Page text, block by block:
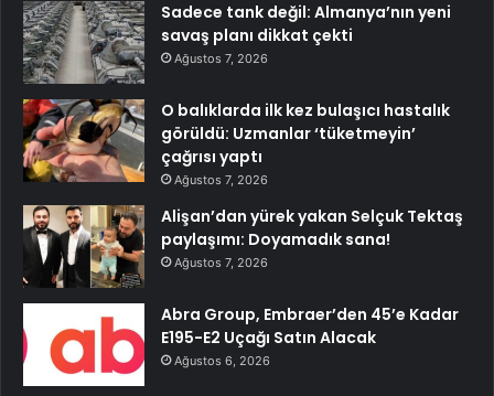
Sadece tank değil: Almanya’nın yeni
savaş planı dikkat çekti
Ağustos 7, 2026
O balıklarda ilk kez bulaşıcı hastalık
görüldü: Uzmanlar ‘tüketmeyin’
çağrısı yaptı
Ağustos 7, 2026
Alişan’dan yürek yakan Selçuk Tektaş
paylaşımı: Doyamadık sana!
Ağustos 7, 2026
Abra Group, Embraer’den 45’e Kadar
E195-E2 Uçağı Satın Alacak
Ağustos 6, 2026